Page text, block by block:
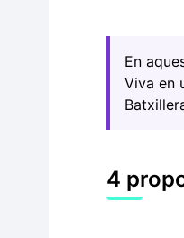
En
Viva en
4